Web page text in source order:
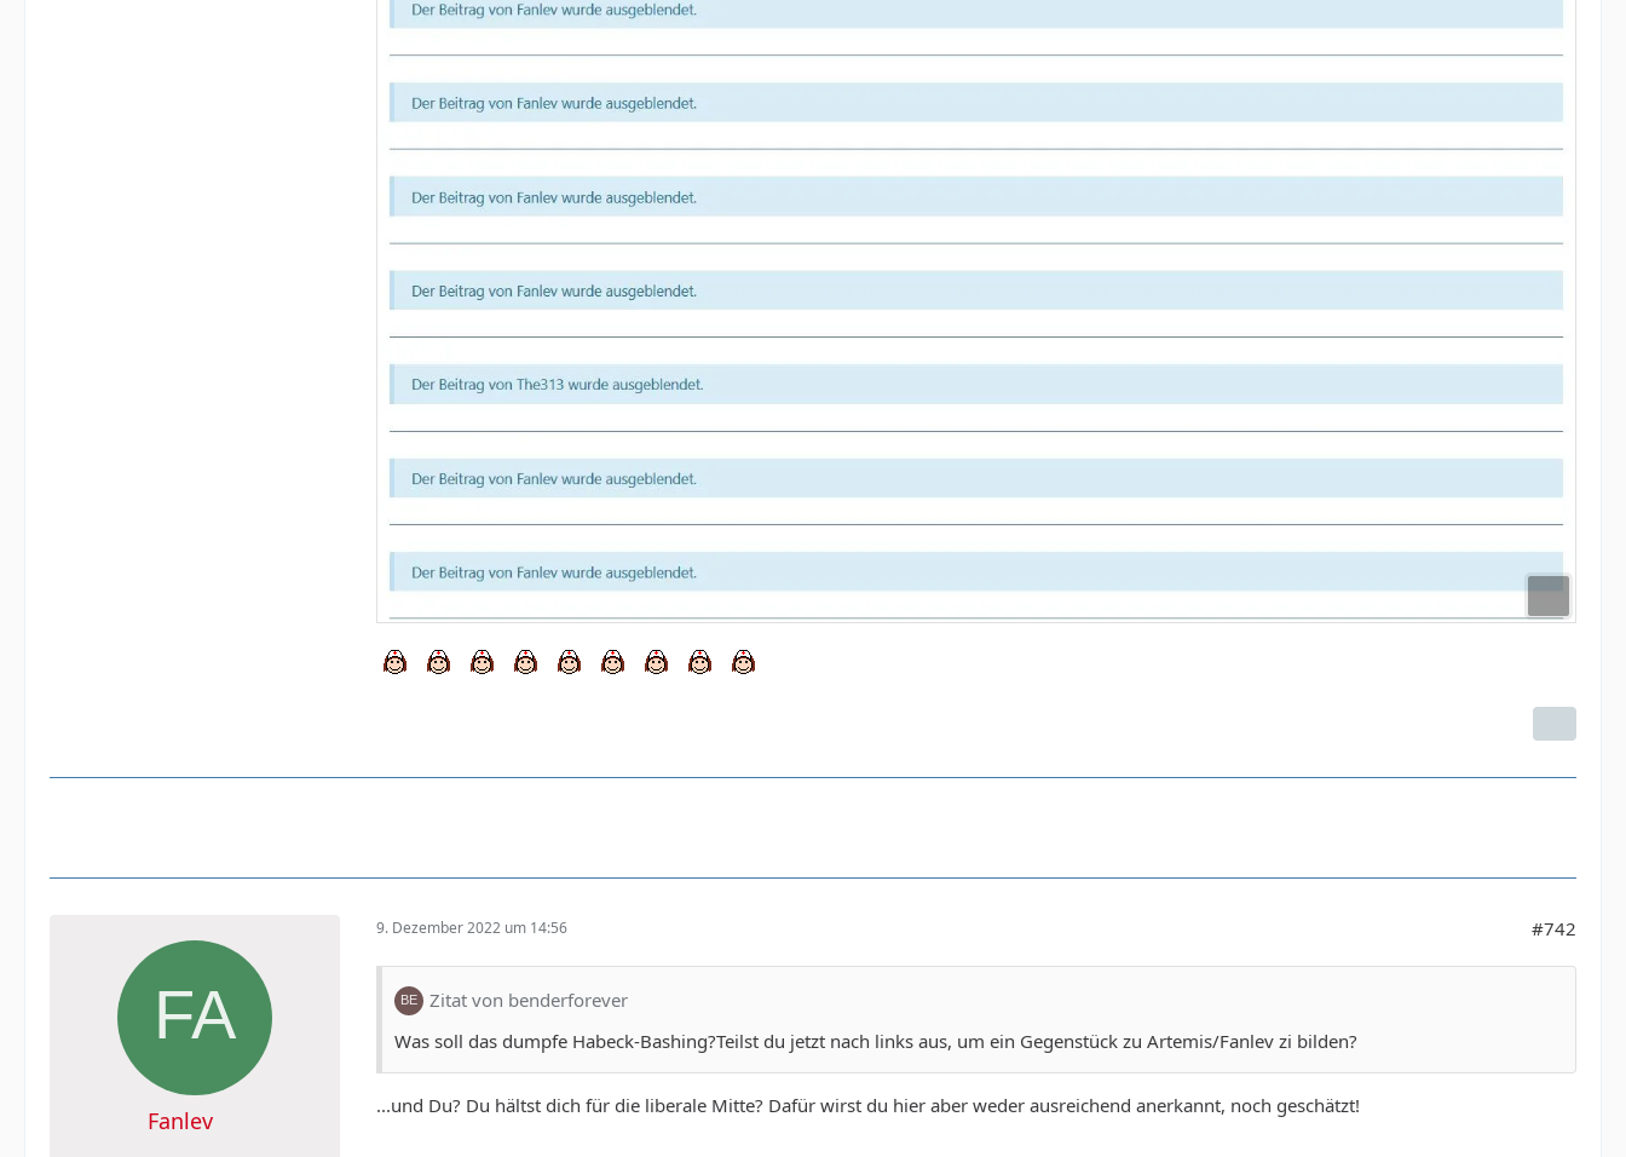
Fanlev
9. Dezember 2022 um 14:56 #742
Zitat von benderforever
Was soll das dumpfe Habeck-Bashing?Teilst du jetzt nach links aus, um ein Gegenstück zu Artemis/Fanlev zi bilden?
...und Du? Du hältst dich für die liberale Mitte? Dafür wirst du hier aber weder ausreichend anerkannt, noch geschätzt!